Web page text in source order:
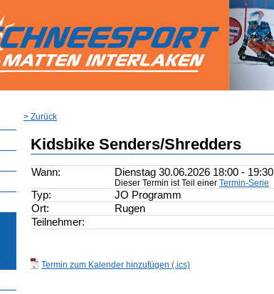
> Zurück
Kidsbike Senders/Shredders
Wann: Dienstag 30.06.2026 18:00 - 19:30
Dieser Termin ist Teil einer Termin-Serie
Typ:
JO Programm
Ort:
Rugen
Teilnehmer:
Termin zum Kalender hinzufügen (.ics)